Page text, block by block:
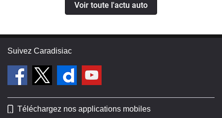
Voir toute l'actu auto
Suivez Caradisiac
Téléchargez nos applications mobiles